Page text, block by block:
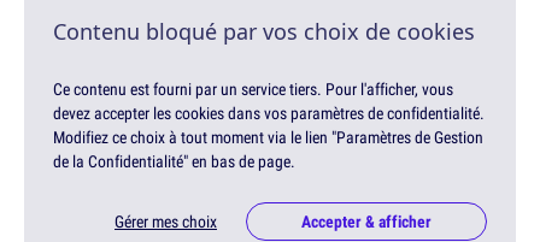
Contenu bloqué par vos choix de cookies
Ce contenu est fourni par un service tiers. Pour l'afficher, vous
devez accepter les cookies dans vos paramètres de confidentialité.
Modifiez ce choix à tout moment via le lien "Paramètres de Gestion
de la Confidentialité" en bas de page.
Gérer mes choix Accepter & afficher